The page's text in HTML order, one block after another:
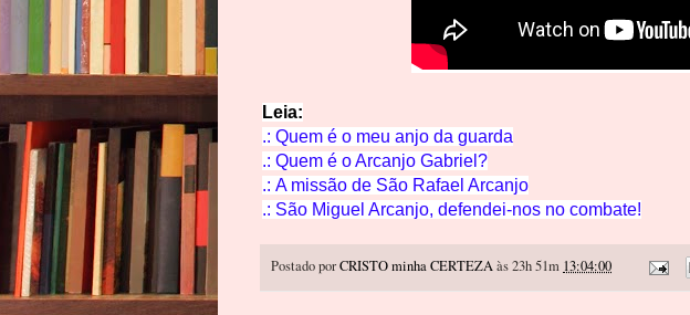
Leia:
.: Quem é o meu anjo da guarda
.: Quem é o Arcanjo Gabriel?
.: A missão de São Rafael Arcanjo
.: São Miguel Arcanjo, defendei-nos no combate!
Postado porCRISTO minha CERTEZAàs 23h 51m 13:04:00